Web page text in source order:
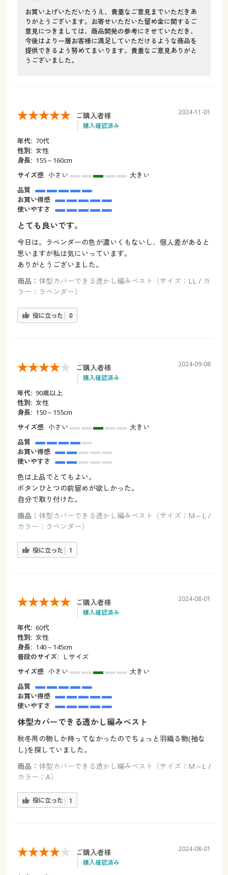
お買い上げいただいたうえ、貴重なご意見までいただきあ
りがとうございます。お寄せいただいた留め金に関するご
意見につきましては、商品開発の参考にさせていただき、
今後はより一層お客様に満足していただけるような商品を
提供できるよう努めてまいります。貴重なご意見ありがと
うございました。
ご購入者様
購入確認済み
2024-11-01
年代: 70代
性別: 女性
身長: 155～160cm
サイズ感 小さい
大きい
品質
お買い得感
使いやすさ
とても良いです。
今日は。ラベンダーの色が濃いくもないし、個人差があると
思いますが私は気にいっています。
ありがとうございました。
商品： 体型カバーできる透かし編みベスト（サイズ：LL / カ
ラー：ラベンダー）
役に立った 0
ご購入者様
購入確認済み
2024-09-08
年代: 90歳以上
性別: 女性
身長: 150～155cm
サイズ感 小さい
大きい
品質
お買い得感
使いやすさ
色は上品でとてもよい。
ボタンひとつの前留めが欲しかった。
自分で取り付けた。
商品： 体型カバーできる透かし編みベスト（サイズ：M～L /
カラー：ラベンダー）
役に立った 1
ご購入者様
購入確認済み
2024-08-01
年代: 60代
性別: 女性
身長: 140～145cm
普段のサイズ: Ｌサイズ
サイズ感 小さい
大きい
品質
お買い得感
使いやすさ
体型カバーできる透かし編みベスト
秋冬用の物しか持ってなかったのでちょっと羽織る物(袖な
し)を探していました。
商品： 体型カバーできる透かし編みベスト（サイズ：M～L /
カラー：A）
役に立った 1
ご購入者様
購入確認済み
2024-08-01